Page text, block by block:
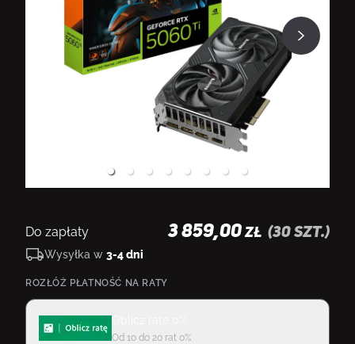
Do zapłaty 3 859,00 ZŁ (30 szt.)
Wysyłka w 3-4 dni
ROZŁÓŻ PŁATNOŚĆ NA RATY
Od 10 do 20 rat 0%